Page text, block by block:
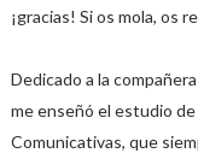
¡gracias! Si os mola, os
Dedicado a la
me enseñó el estudio
Comunicativas, que